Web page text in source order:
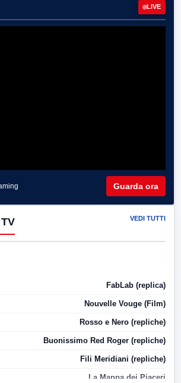
LIVE
Guarda ora
VEDI TUTTI
FabLab (replica)
Nouvelle Vouge (Film)
Rosso e Nero (repliche)
Buonissimo Red Roger (repliche)
Fili Meridiani (repliche)
La Mappa dei Piaceri